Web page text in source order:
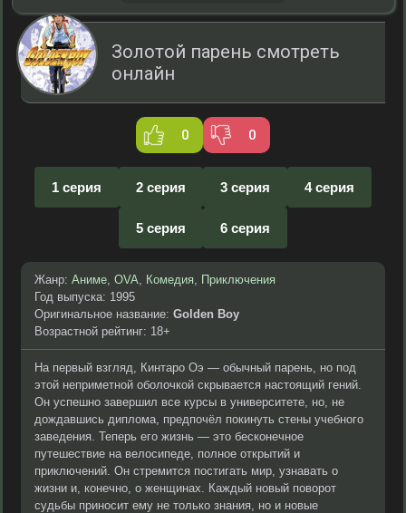
Золотой парень смотреть
онлайн
0 0
1 серия 2 серия 3 серия 4 серия
5 серия 6 серия
Жанр: Аниме, OVA, Комедия, Приключения
Год выпуска: 1995
Оригинальное название: Golden Boy
Возрастной рейтинг: 18+
На первый взгляд, Кинтаро Оэ — обычный парень, но под
этой неприметной оболочкой скрывается настоящий гений.
Он успешно завершил все курсы в университете, но, не
дождавшись диплома, предпочёл покинуть стены учебного
заведения. Теперь его жизнь — это бесконечное
путешествие на велосипеде, полное открытий и
приключений. Он стремится постигать мир, узнавать о
жизни и, конечно, о женщинах. Каждый новый поворот
судьбы приносит ему не только знания, но и новые